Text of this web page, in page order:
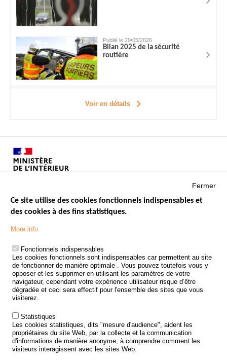
Publié le 29/05/2026
Bilan 2025 de la sécurité
routière
Voir en détails
Menu
Footer
LES SITES PUBLICS
ÉTAT DE L’INSÉCURITÉ ROUTIÈRE
TRAITEMENT DES DONNÉES PERSONNELLES DES ACCIDENTS DE
LA ROUTE
ETUDES ET RECHERCHES
APPEL À PROJETS
POLITIQUE DE SÉCURITÉ ROUTIÈRE
Outils
AGENDA
Fermer
Ce site utilise des cookies fonctionnels indispensables et
des cookies à des fins statistiques.
More info
Fonctionnels indispensables
Les cookies fonctionnels sont indispensables car permettent au site
de fonctionner de manière optimale . Vous pouvez toutefois vous y
opposer et les supprimer en utilisant les paramètres de votre
navigateur, cependant votre expérience utilisateur risque d’être
dégradée et ceci sera effectif pour l'ensemble des sites que vous
visiterez.
Statistiques
Les cookies statistiques, dits "mesure d'audience", aident les
propriétaires du site Web, par la collecte et la communication
d'informations de manière anonyme, à comprendre comment les
visiteurs interagissent avec les sites Web.